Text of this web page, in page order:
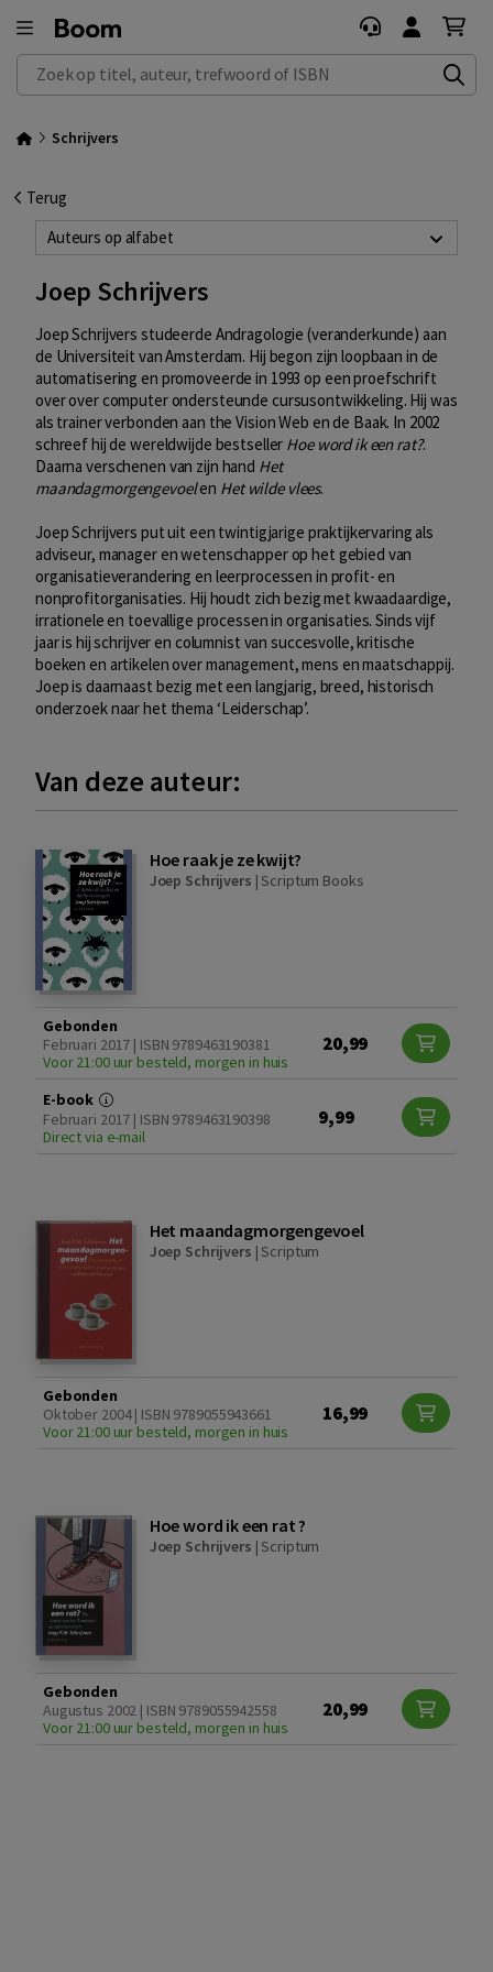
Zoek op titel, auteur, trefwoord of ISBN
Schrijvers
Terug
Auteurs op alfabet
Joep Schrijvers
Joep Schrijvers studeerde Andragologie (veranderkunde) aan
de Universiteit van Amsterdam. Hij begon zijn loopbaan in de
automatisering en promoveerde in 1993 op een proefschrift
over over computer ondersteunde cursusontwikkeling. Hij was
als trainer verbonden aan the Vision Web en de Baak. In 2002
schreef hij de wereldwijde bestseller Hoe word ik een rat?.
Daarna verschenen van zijn hand Het
maandagmorgengevoelen Het wilde vlees.
Joep Schrijvers put uit een twintigjarige praktijkervaring als
adviseur, manager en wetenschapper op het gebied van
organisatieverandering en leerprocessen in profit- en
nonprofitorganisaties. Hij houdt zich bezig met kwaadaardige,
irrationele en toevallige processen in organisaties. Sinds vijf
jaar is hij schrijver en columnist van succesvolle, kritische
boeken en artikelen over management, mens en maatschappij.
Joep is daarnaast bezig met een langjarig, breed, historisch
onderzoek naar het thema ‘Leiderschap’.
Van deze auteur:
Hoe raak je ze kwijt?
Joep Schrijvers |Scriptum Books
Gebonden
Februari 2017 | ISBN 9789463190381
Voor 21:00 uur besteld, morgen in huis
20,99
E-book
Februari 2017 | ISBN 9789463190398
Direct via e-mail
9,99
Het maandagmorgengevoel
Joep Schrijvers |Scriptum
Gebonden
Oktober 2004 | ISBN 9789055943661
Voor 21:00 uur besteld, morgen in huis
16,99
Hoe word ik een rat ?
Joep Schrijvers |Scriptum
Gebonden
Augustus 2002 | ISBN 9789055942558
Voor 21:00 uur besteld, morgen in huis
20,99